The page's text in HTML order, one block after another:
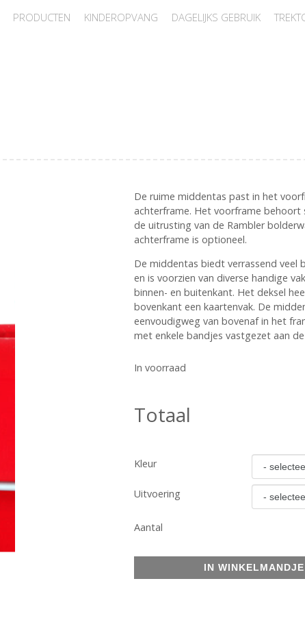
PRODUCTEN KINDEROPVANG DAGELIJKS GEBRUIK
De ruime middentas past in het
achterframe. Het voorframe
de uitrusting van de Rambler
achterframe is optioneel.
De middentas biedt verrassend veel
en is voorzien van diverse handige
binnen- en buitenkant. Het deksel
bovenkant een kaartenvak. De
eenvoudigweg van bovenaf in het
met enkele bandjes vastgezet aan
In voorraad
Totaal
Kleur
Uitvoering
Aantal